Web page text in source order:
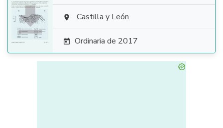
  Castilla y León
 Ordinaria de 2017